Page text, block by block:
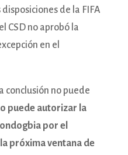
de la FIFA
CSD no aprobó la
en el
conclusión no puede
puede autorizar la
por el
próxima ventana de